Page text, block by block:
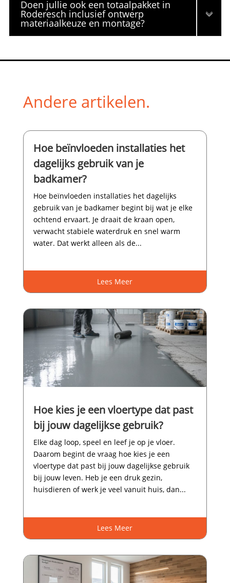
Doen jullie ook een totaalpakket in
Roderesch inclusief ontwerp
materiaalkeuze en montage?
Andere artikelen.
Hoe beïnvloeden installaties het
dagelijks gebruik van je
badkamer?
Hoe beïnvloeden installaties het dagelijks
gebruik van je badkamer begint bij wat je elke
ochtend ervaart.​ Je draait de kraan open,
verwacht stabiele waterdruk en snel warm
water.​ Dat werkt alleen als de...
Lees Meer
Hoe kies je een vloertype dat past
bij jouw dagelijkse gebruik?
Elke dag loop, speel en leef je op je vloer.​
Daarom begint de vraag hoe kies je een
vloertype dat past bij jouw dagelijkse gebruik
bij jouw leven.​ Heb je een druk gezin,
huisdieren of werk je veel vanuit huis, dan...
Lees Meer